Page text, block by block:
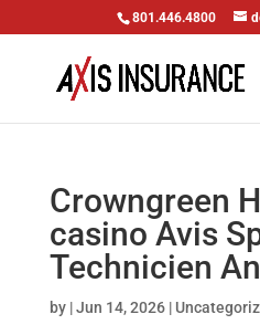
801.446.4800
Crowngreen
casino Avis
Technicien
by |Jun 14, 2026|